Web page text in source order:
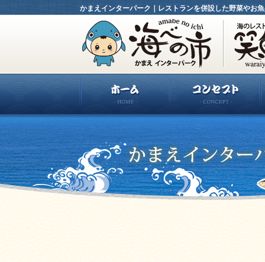
かまえインターパーク｜レストランを併設した野菜やお